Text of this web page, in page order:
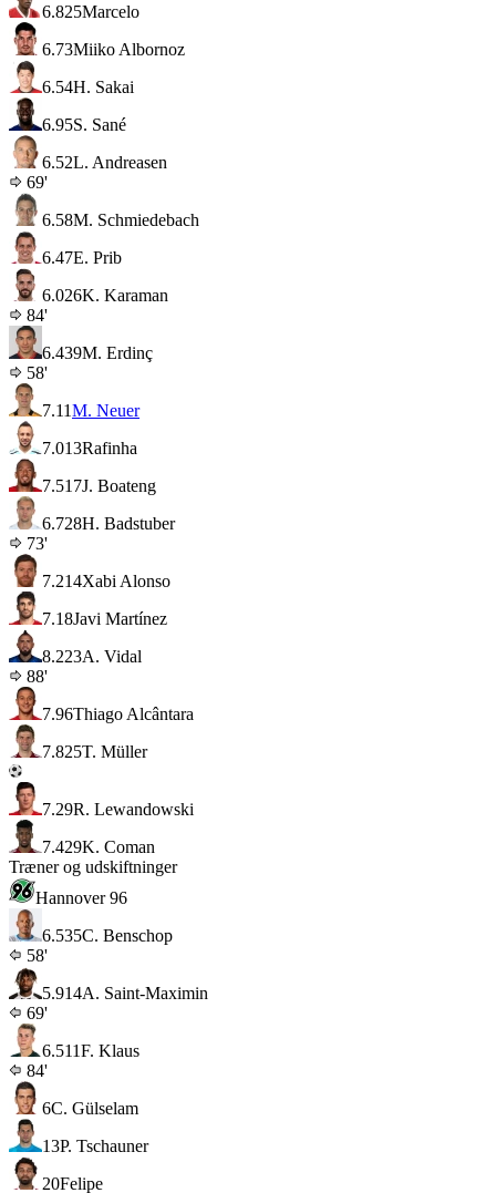
6.825Marcelo
6.73Miiko Albornoz
6.54H. Sakai
6.95S. Sané
6.52L. Andreasen
69'
6.58M. Schmiedebach
6.47E. Prib
6.026K. Karaman
84'
6.439M. Erdinç
58'
7.11M. Neuer
7.013Rafinha
7.517J. Boateng
6.728H. Badstuber
73'
7.214Xabi Alonso
7.18Javi Martínez
8.223A. Vidal
88'
7.96Thiago Alcântara
7.825T. Müller
7.29R. Lewandowski
7.429K. Coman
Træner og udskiftninger
Hannover 96
6.535C. Benschop
58'
5.914A. Saint-Maximin
69'
6.511F. Klaus
84'
6C. Gülselam
13P. Tschauner
20Felipe